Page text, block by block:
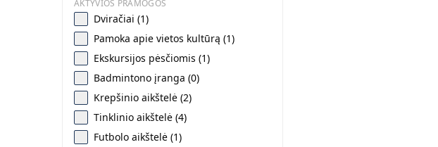
AKTYVIOS PRAMOGOS
Dviračiai (1)
Pamoka apie vietos kultūrą (1)
Ekskursijos pėsčiomis (1)
Badmintono įranga (0)
Krepšinio aikštelė (2)
Tinklinio aikštelė (4)
Futbolo aikštelė (1)